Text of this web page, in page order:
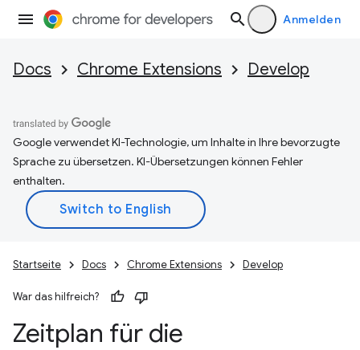
Anmelden
Docs Chrome Extensions Develop
Google verwendet KI-Technologie, um Inhalte in Ihre bevorzugte
Sprache zu übersetzen. KI-Übersetzungen können Fehler
enthalten.
Startseite Docs Chrome Extensions Develop
War das hilfreich?
Zeitplan für die